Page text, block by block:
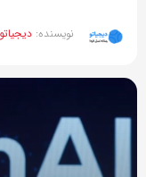
نویسنده: دیجیاتو